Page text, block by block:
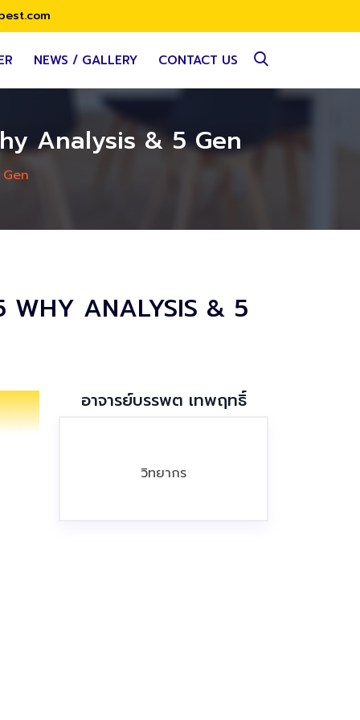
NEWS / GALLERY CONTACT US
Analysis & 5 Gen
WHY ANALYSIS & 5
อาจารย์บรรพต เทพฤทธิ์
วิทยากร